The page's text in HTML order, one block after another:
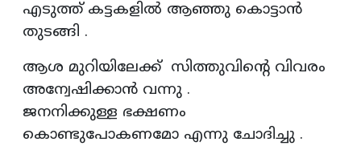
എടുത്ത് കട്ടകളിൽ ആഞ്ഞു കൊട്ടാൻ
തുടങ്ങി .
ആശ മുറിയിലേക്ക് സിത്തുവിന്റെ വിവരം
അന്വേഷിക്കാൻ വന്നു .
ജനനിക്കുള്ള ഭക്ഷണം
കൊണ്ടുപോകണമോ എന്നു ചോദിച്ചു .